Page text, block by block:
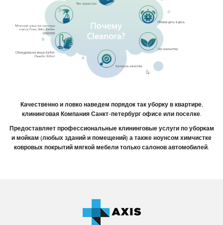
Качественно и ловко наведем порядок так уборку в квартире,
клининговая Компания Санкт-петербург офисе или поселке.
Предоставляет профессиональные клининговые услуги по уборкам
и мойкам (любых зданий и помещений) а также ноунсом химчистке
ковровых покрытий мягкой мебели только салонов автомобилей.